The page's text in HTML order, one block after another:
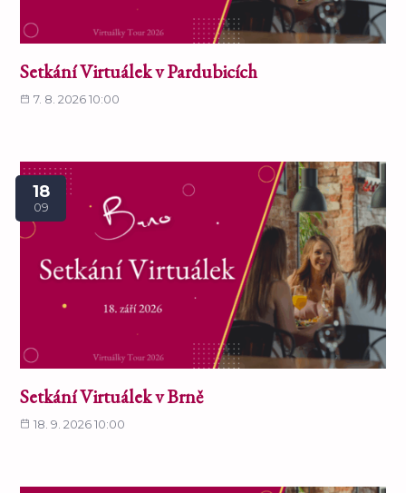
Setkání Virtuálek v Pardubicích
7. 8. 2026 10:00
18
09
Setkání Virtuálek v Brně
18. 9. 2026 10:00